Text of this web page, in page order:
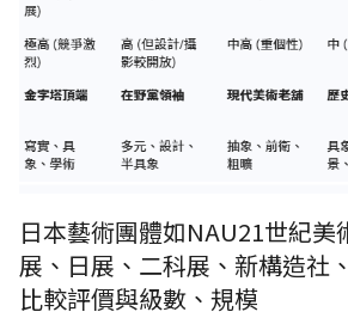
日本藝術團體如NAU21世紀美
展、日展、二科展、新構造社
比較評價與級數、規模